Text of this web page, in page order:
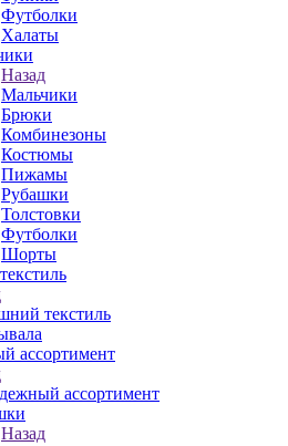
Футболки
Халаты
Назад
Мальчики
Брюки
Комбинезоны
Костюмы
Пижамы
Рубашки
Толстовки
Футболки
Шорты
текстиль
ассортимент
ассортимент
Назад